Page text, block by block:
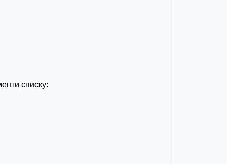
списку: